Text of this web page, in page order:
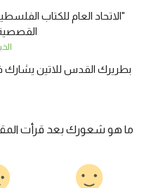
بطريرك القدس للاتين
ما هو شعورك بعد قرأت